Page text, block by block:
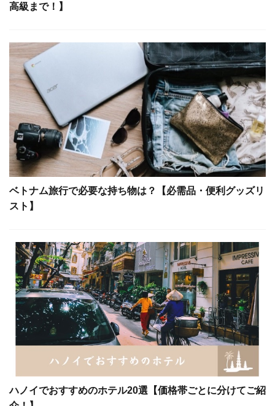
高級まで！】
ベトナム旅行で必要な持ち物は？【必需品・便利グッズリ
スト】
ハノイでおすすめのホテル20選【価格帯ごとに分けてご紹